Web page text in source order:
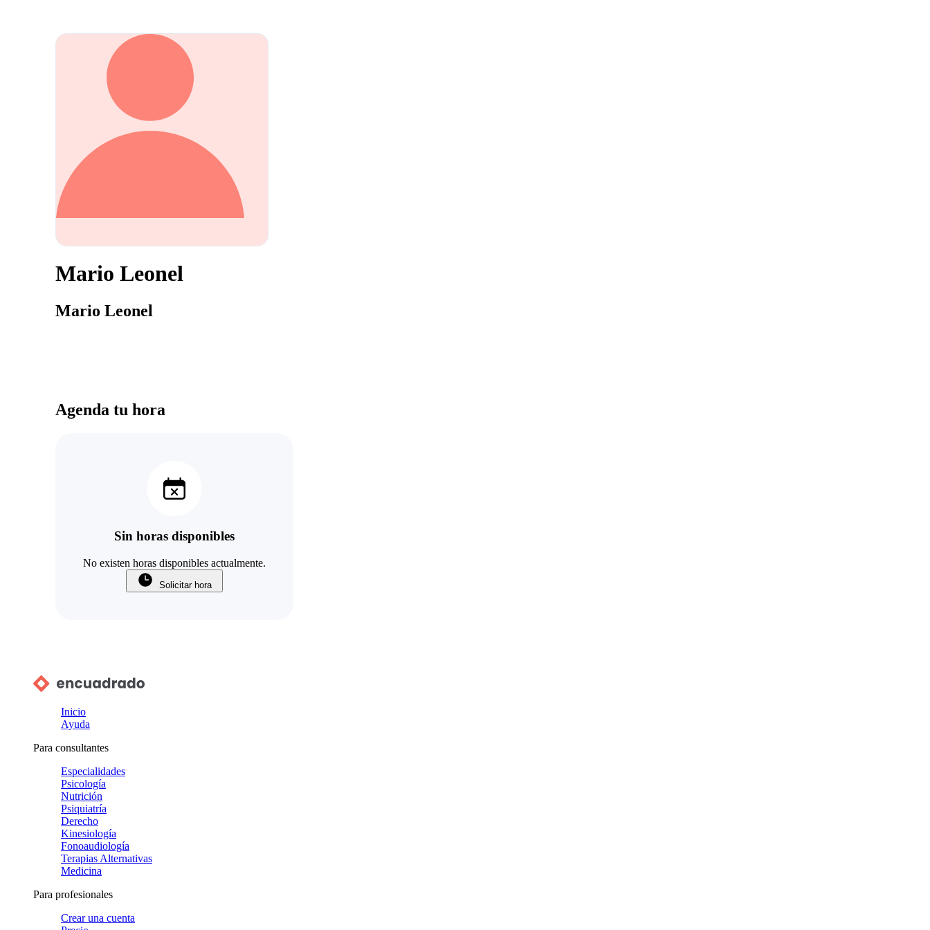
Mario Leonel
Mario Leonel
Agenda tu hora
Sin horas disponibles
No existen horas disponibles actualmente.
Solicitar hora
Inicio
Ayuda
Para consultantes
Especialidades
Psicología
Nutrición
Psiquiatría
Derecho
Kinesiología
Fonoaudiología
Terapias Alternativas
Medicina
Para profesionales
Crear una cuenta